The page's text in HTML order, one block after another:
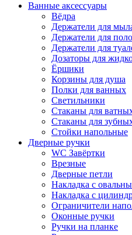
Ванные аксессуары
Вёдра
Держатели для
Держатели для
Держатели для
Дозаторы для
Ёршики
Корзины для душа
Полки для ванных
Светильники
Стаканы для
Стаканы для
Стойки напольные
Дверные ручки
WC Завёртки
Врезные
Дверные петли
Накладка с
Накладка с
Ограничители
Оконные ручки
Ручки на планке